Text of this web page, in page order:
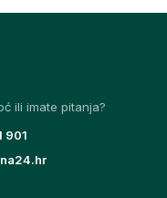
ili imate pitanja?
901